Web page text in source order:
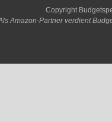
Copyright
Amazon-Partner verdient